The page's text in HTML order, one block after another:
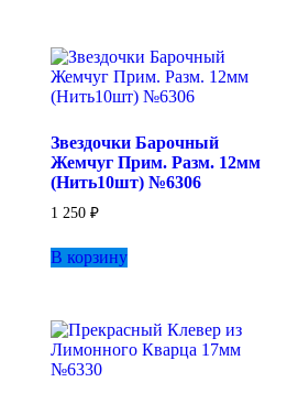
Звездочки Барочный
Жемчуг Прим. Разм. 12мм
(Нить10шт) №6306
1 250 ₽
В корзину